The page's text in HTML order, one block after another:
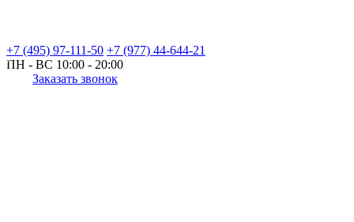
+7 (495) 97-111-50 +7 (977) 44-644-21
ПН - ВС 10:00 - 20:00
Заказать звонок